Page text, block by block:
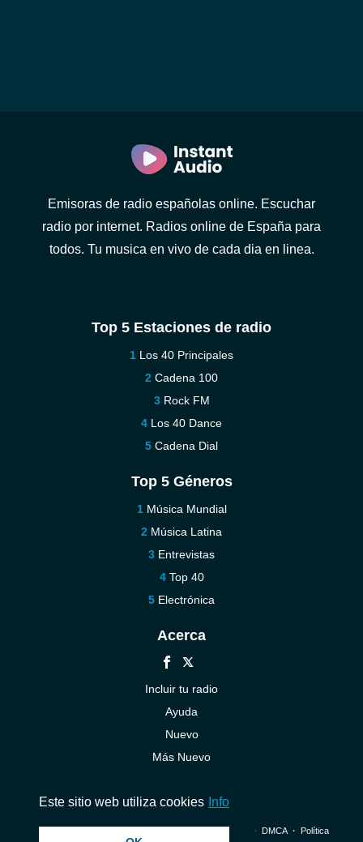
Emisoras de radio españolas online. Escuchar
radio por internet. Radios online de España para
todos. Tu musica en vivo de cada dia en linea.
Top 5 Estaciones de radio
Los 40 Principales
Cadena 100
Rock FM
Los 40 Dance
Cadena Dial
Top 5 Géneros
Música Mundial
Música Latina
Entrevistas
Top 40
Electrónica
Acerca
Incluir tu radio
Ayuda
Nuevo
Más Nuevo
© 2026 InstantAudio. Reservados todos los derechos. ・ DMCA・ Política
Este sitio web utiliza cookies Info